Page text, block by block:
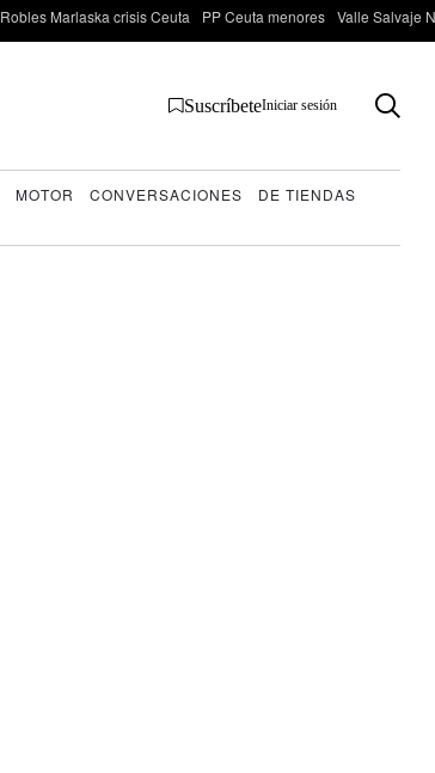
Robles Marlaska crisis Ceuta PP Ceuta menores Valle Salvaje
SuscríbeteIniciar sesión
MOTOR CONVERSACIONES
DE TIENDAS